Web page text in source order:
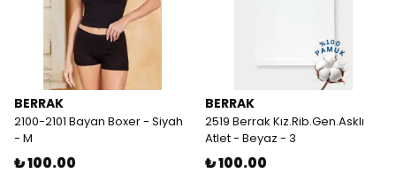
BERRAK
2100-2101 Bayan Boxer - Siyah
- M
₺ 100.00
BERRAK
2519 Berrak Kız.Rib.Gen.Asklı
Atlet - Beyaz - 3
₺ 100.00